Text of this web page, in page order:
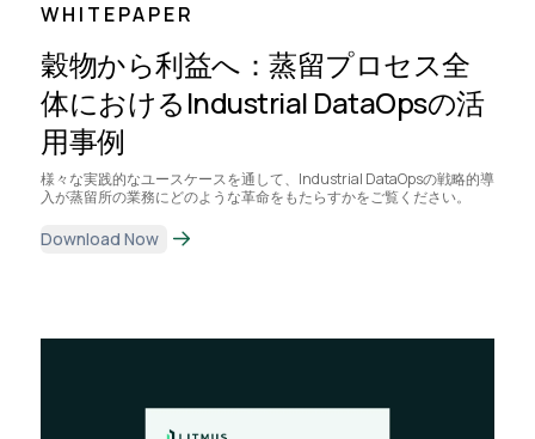
WHITEPAPER
穀物から利益へ：蒸留プロセス全
体におけるIndustrial DataOpsの活
用事例
様々な実践的なユースケースを通して、Industrial DataOpsの戦略的導
入が蒸留所の業務にどのような革命をもたらすかをご覧ください。
Download Now